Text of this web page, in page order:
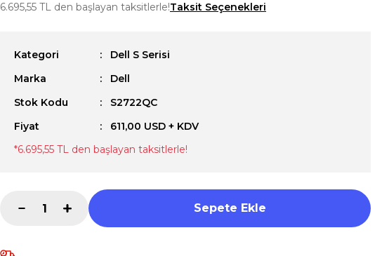
6.695,55 TL den başlayan taksitlerle!Taksit Seçenekleri
Kategori
Dell S Serisi
Marka
Dell
Stok Kodu
S2722QC
Fiyat
611,00 USD + KDV
*6.695,55 TL den başlayan taksitlerle!
Sepete Ekle